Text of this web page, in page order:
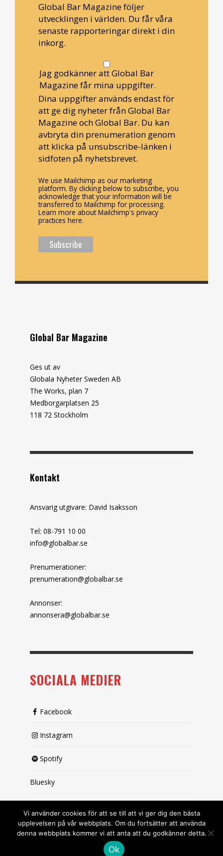
Global Bar Magazine följer
utvecklingen i världen. Du får våra
senaste rapporteringar direkt i din
inkorg.
Jag godkänner att Global Bar
Magazine får mina uppgifter.
Dina uppgifter används endast för
att ge dig nyheter från Global Bar
Magazine och Global Bar. Du kan
avbryta din prenumeration genom
att klicka på unsubscribe-länken i
sidfoten på nyhetsbrevet.
We use Mailchimp as our marketing
platform. By clicking below to subscribe, you
acknowledge that your information will be
transferred to Mailchimp for processing.
Learn more about Mailchimp's privacy
practices here.
Global Bar Magazine
Ges ut av
Globala Nyheter Sweden AB
The Works, plan 7
Medborgarplatsen 25
118 72 Stockholm
Kontakt
Ansvarig utgivare: David Isaksson
Tel: 08-791 10 00
info@globalbar.se
Prenumerationer:
prenumeration@globalbar.se
Annonser:
annonsera@globalbar.se
SOCIALA MEDIER
Facebook
Instagram
Spotify
Bluesky
Vi använder cookies för att se till att vi ger dig den bästa
upplevelsen på vår webbplats. Om du fortsätter att använda
denna webbplats kommer vi att anta att du godkänner detta.
Ok